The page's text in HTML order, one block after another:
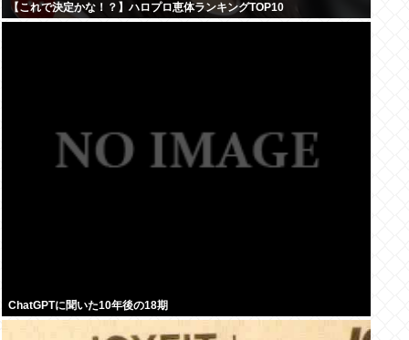
【これで決定かな！？】ハロプロ恵体ランキングTOP10
ChatGPTに聞いた10年後の18期